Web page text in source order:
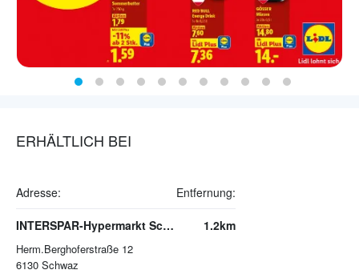
ERHÄLTLICH BEI
Adresse: Entfernung:
INTERSPAR-Hypermarkt Schwaz
Herm.Berghoferstraße 12
6130 Schwaz
1.2km